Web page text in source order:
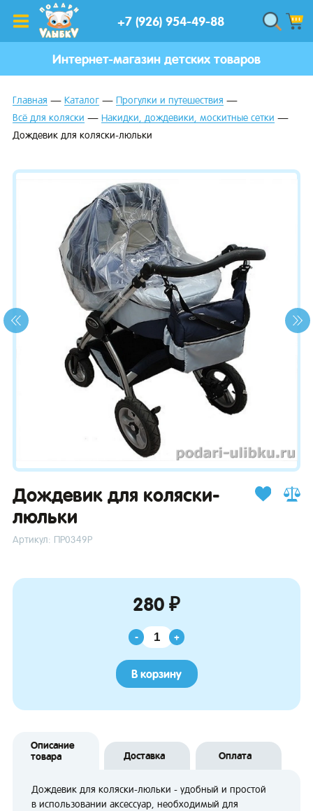
+7 (926) 954-49-88
Интернет-магазин детских товаров
Главная Каталог
Прогулки и путешествия
Всё для коляски
Накидки, дождевики, москитные сетки
Дождевик для коляски-люльки
Дождевик для коляски-
люльки
Артикул: ПР0349Р
280 ₽
- +
В корзину
Описание
товара
Доставка Оплата
Дождевик для коляски-люльки - удобный и простой
в использовании аксессуар, необходимый для